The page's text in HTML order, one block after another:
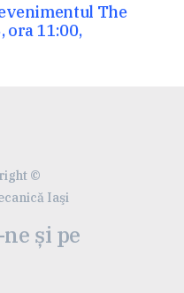
The
ora 11:00,
©
Iaşi
și pe